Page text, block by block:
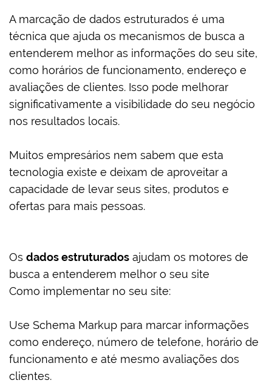
A marcação de dados estruturados é uma
técnica que ajuda os mecanismos de busca a
entenderem melhor as informações do seu site,
como horários de funcionamento, endereço e
avaliações de clientes. Isso pode melhorar
significativamente a visibilidade do seu negócio
nos resultados locais.
Muitos empresários nem sabem que esta
tecnologia existe e deixam de aproveitar a
capacidade de levar seus sites, produtos e
ofertas para mais pessoas.
Os dados estruturados ajudam os motores de
busca a entenderem melhor o seu site
Como implementar no seu site:
Use Schema Markup para marcar informações
como endereço, número de telefone, horário de
funcionamento e até mesmo avaliações dos
clientes.